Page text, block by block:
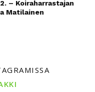
– Koiraharrastajan
Matilainen